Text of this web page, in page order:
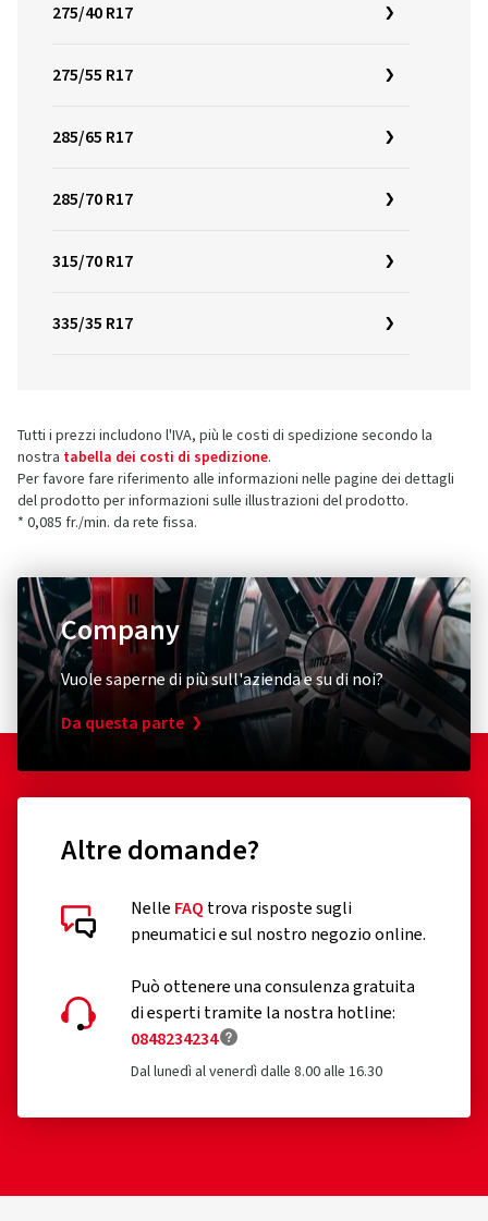
275/40 R17
275/55 R17
285/65 R17
285/70 R17
315/70 R17
335/35 R17
Tutti i prezzi includono l'IVA, più le costi di spedizione secondo la
nostra tabella dei costi di spedizione.
Per favore fare riferimento alle informazioni nelle pagine dei dettagli
del prodotto per informazioni sulle illustrazioni del prodotto.
* 0,085 fr./min. da rete fissa.
Company
Vuole saperne di più sull'azienda e su di noi?
Da questa parte
Altre domande?
Nelle FAQ trova risposte sugli
pneumatici e sul nostro negozio online.
Può ottenere una consulenza gratuita
di esperti tramite la nostra hotline:
0848234234
Dal lunedì al venerdì dalle 8.00 alle 16.30